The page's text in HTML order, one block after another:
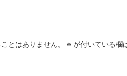
とはありません。 ※ が付いている欄